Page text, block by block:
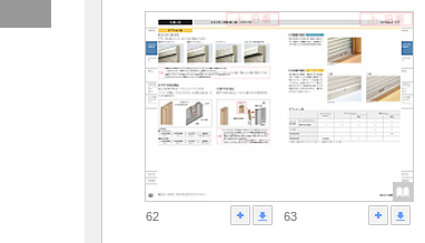
62 63